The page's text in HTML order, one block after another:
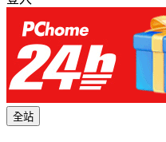
全站